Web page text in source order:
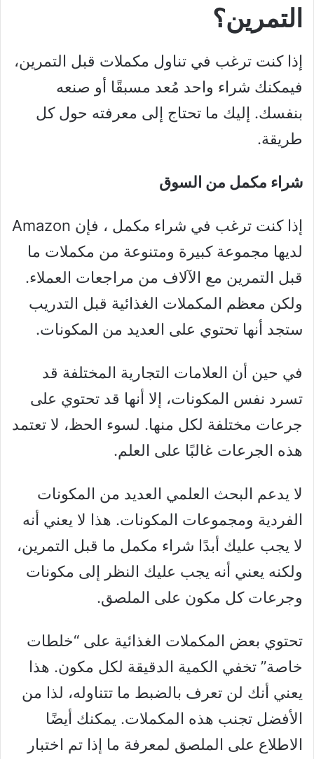
التمرين؟
إذا كنت ترغب في تناول مكملات قبل التمرين،
فيمكنك شراء واحد مُعد مسبقًا أو صنعه
بنفسك. إليك ما تحتاج إلى معرفته حول كل
طريقة.
شراء مكمل من السوق
إذا كنت ترغب في شراء مكمل ، فإن Amazon
لديها مجموعة كبيرة ومتنوعة من مكملات ما
قبل التمرين مع الآلاف من مراجعات العملاء.
ولكن معظم المكملات الغذائية قبل التدريب
ستجد أنها تحتوي على العديد من المكونات.
في حين أن العلامات التجارية المختلفة قد
تسرد نفس المكونات، إلا أنها قد تحتوي على
جرعات مختلفة لكل منها. لسوء الحظ، لا تعتمد
هذه الجرعات غالبًا على العلم.
لا يدعم البحث العلمي العديد من المكونات
الفردية ومجموعات المكونات. هذا لا يعني أنه
لا يجب عليك أبدًا شراء مكمل ما قبل التمرين،
ولكنه يعني أنه يجب عليك النظر إلى مكونات
وجرعات كل مكون على الملصق.
تحتوي بعض المكملات الغذائية على “خلطات
خاصة” تخفي الكمية الدقيقة لكل مكون. هذا
يعني أنك لن تعرف بالضبط ما تتناوله، لذا من
الأفضل تجنب هذه المكملات. يمكنك أيضًا
الاطلاع على الملصق لمعرفة ما إذا تم اختبار